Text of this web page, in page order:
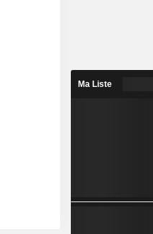
Ma Liste